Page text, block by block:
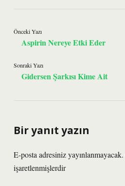
Önceki Yazı
Aspirin Nereye Etki Eder
Sonraki Yazı
Gidersen Şarkısı Kime Ait
Bir yanıt yazın
E-posta adresiniz yayınlanmayacak.
işaretlenmişlerdir